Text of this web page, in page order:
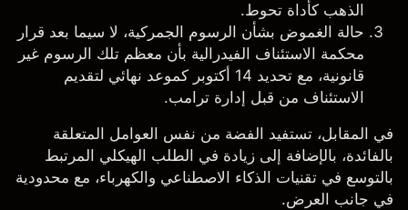
الذهب كأداة تحوط.
حالة الغموض بشأن الرسوم الجمركية، لا سيما بعد قرار
محكمة الاستئناف الفيدرالية بأن معظم تلك الرسوم غير
قانونية، مع تحديد 14 أكتوبر كموعد نهائي لتقديم
الاستئناف من قبل إدارة ترامب.
في المقابل، تستفيد الفضة من نفس العوامل المتعلقة
بالفائدة، بالإضافة إلى زيادة في الطلب الهيكلي المرتبط
بالتوسع في تقنيات الذكاء الاصطناعي والكهرباء، مع محدودية
في جانب العرض.